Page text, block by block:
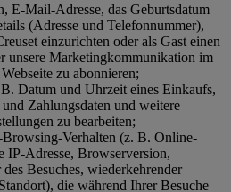
E-Mail-Adresse, das Geburtsdatum
(Adresse und Telefonnummer),
einzurichten oder als Gast einen
unsere Marketingkommunikation im
zu abonnieren;
Datum und Uhrzeit eines Einkaufs,
Zahlungsdaten und weitere
zu bearbeiten;
Verhalten (z. B. Online-
IP-Adresse, Browserversion,
Besuches, wiederkehrender
die während Ihrer Besuche